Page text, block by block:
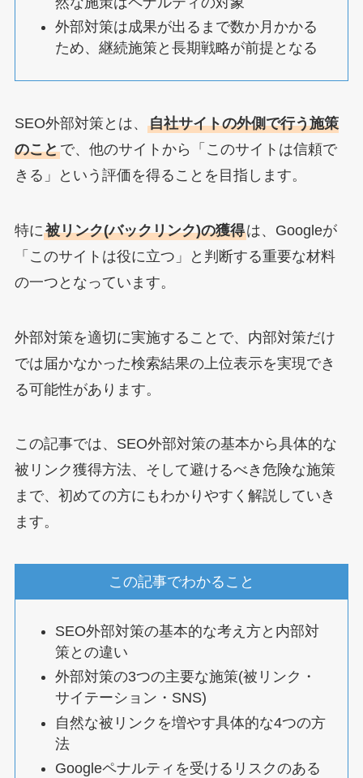
外部対策は成果が出るまで数か月かかる
ため、継続施策と長期戦略が前提となる
SEO外部対策とは、 自社サイトの外側で行う施策
のことで、他のサイトから「このサイトは信頼で
きる」という評価を得ることを目指します。
特に被リンク(バックリンク)の獲得は、Googleが
「このサイトは役に立つ」と判断する重要な材料
の一つとなっています。
外部対策を適切に実施することで、内部対策だけ
では届かなかった検索結果の上位表示を実現でき
る可能性があります。
この記事では、SEO外部対策の基本から具体的な
被リンク獲得方法、そして避けるべき危険な施策
まで、初めての方にもわかりやすく解説していき
ます。
この記事でわかること
SEO外部対策の基本的な考え方と内部対
策との違い
外部対策の3つの主要な施策(被リンク・
サイテーション・SNS)
自然な被リンクを増やす具体的な4つの方
法
Googleペナルティを受けるリスクのある